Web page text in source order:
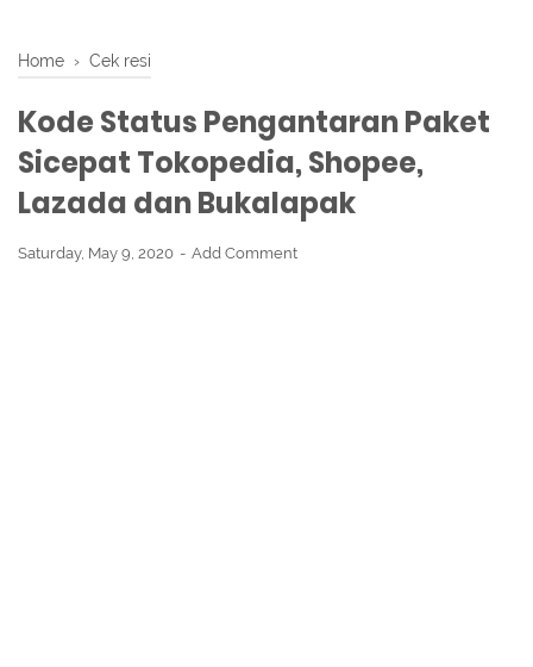
Home › Cek resi
Kode Status Pengantaran Paket
Sicepat Tokopedia, Shopee,
Lazada dan Bukalapak
Saturday, May 9, 2020 Add Comment